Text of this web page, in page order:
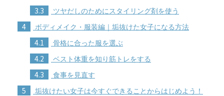
3.3 ツヤだしのためにスタイリング剤を使う
4 ボディメイク・服装編｜垢抜けた女子になる方法
4.1 骨格に合った服を選ぶ
4.2 ベスト体重を知り筋トレをする
4.3 食事を見直す
5 垢抜けたい女子は今すぐできることからはじめよう！